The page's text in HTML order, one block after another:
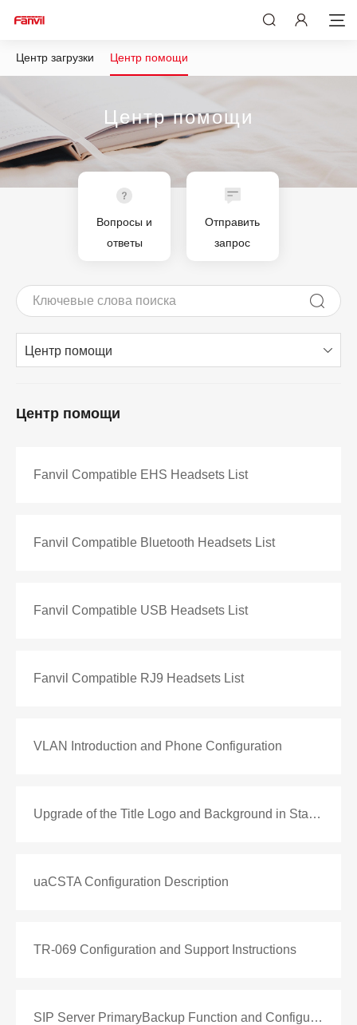
Центр загрузки Центр помощи
Центр помощи
Вопросы и
ответы
Отправить
запрос
Центр помощи
Центр помощи
Fanvil Compatible EHS Headsets List
Fanvil Compatible Bluetooth Headsets List
Fanvil Compatible USB Headsets List
Fanvil Compatible RJ9 Headsets List
VLAN Introduction and Phone Configuration
Upgrade of the Title Logo and Background in Standby Mode of Color Screen Phones
uaCSTA Configuration Description
TR-069 Configuration and Support Instructions
SIP Server PrimaryBackup Function and Configuration Description